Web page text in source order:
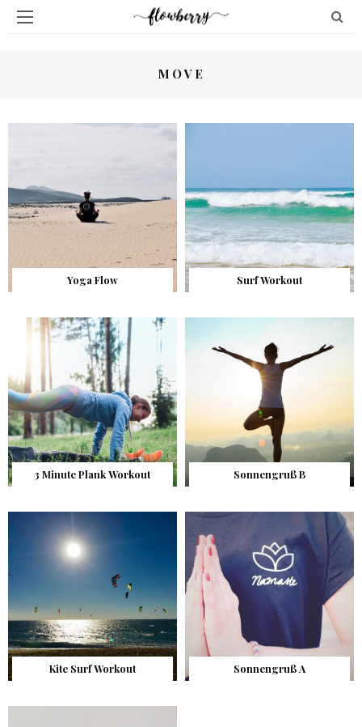
MOVE
Yoga Flow Surf Workout
3 Minute Plank Workout Sonnengruß B
Kite Surf Workout Sonnengruß A